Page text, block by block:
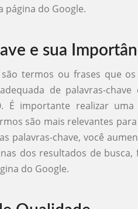
página do Google.
e sua
são termos ou frases que
de palavras-
É importante realizar
são mais relevantes
palavras-chave, você
dos resultados de
do Google.